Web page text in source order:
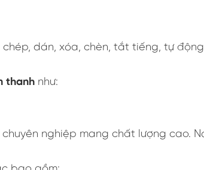
dán, xóa, chèn, tắt tiếng, tự
thanh như:
nghiệp mang chất lượng cao.